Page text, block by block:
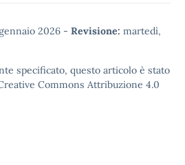
2026 - Revisione: martedì,
specificato, questo articolo è stato
Commons Attribuzione 4.0